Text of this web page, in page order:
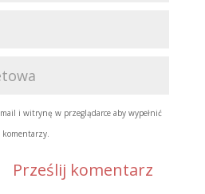
i witrynę w przeglądarce aby wypełnić
komentarzy.